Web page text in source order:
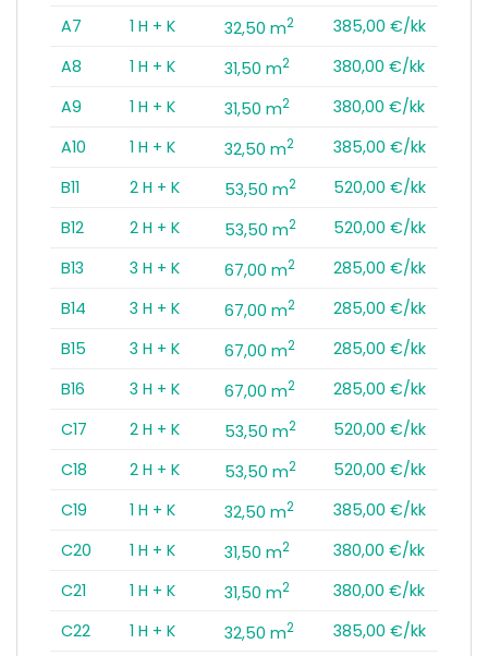
A7
1 H + K 32,50 m2
385,00 €/kk
A8
1 H + K 31,50 m2
380,00 €/kk
A9
1 H + K 31,50 m2
380,00 €/kk
A10
1 H + K 32,50 m2
385,00 €/kk
B11
2 H + K 53,50 m2
520,00 €/kk
B12
2 H + K 53,50 m2
520,00 €/kk
B13
3 H + K 67,00 m2
285,00 €/kk
B14
3 H + K 67,00 m2
285,00 €/kk
B15
3 H + K 67,00 m2
285,00 €/kk
B16
3 H + K 67,00 m2
285,00 €/kk
C17
2 H + K 53,50 m2
520,00 €/kk
C18
2 H + K 53,50 m2
520,00 €/kk
C19
1 H + K 32,50 m2
385,00 €/kk
C20
1 H + K 31,50 m2
380,00 €/kk
C21
1 H + K 31,50 m2
380,00 €/kk
C22
1 H + K 32,50 m2
385,00 €/kk